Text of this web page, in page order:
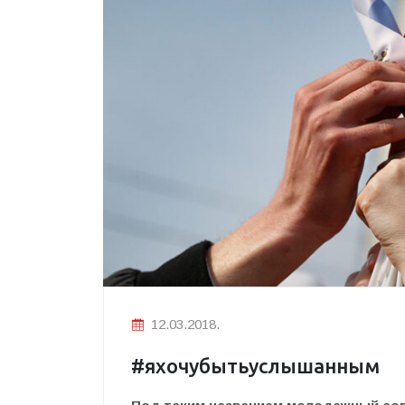
12.03.2018.
#яхочубытьуслышанным